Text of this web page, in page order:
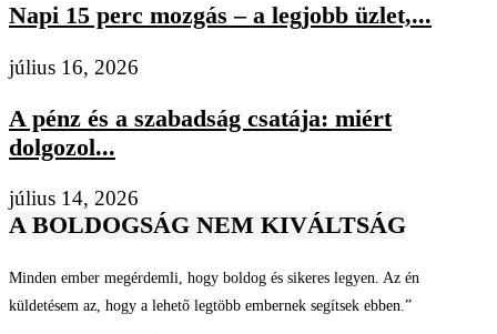
Napi 15 perc mozgás – a legjobb üzlet,...
július 16, 2026
A pénz és a szabadság csatája: miért
dolgozol...
július 14, 2026
A BOLDOGSÁG NEM KIVÁLTSÁG
Minden ember megérdemli, hogy boldog és sikeres legyen. Az én
küldetésem az, hogy a lehető legtöbb embernek segítsek ebben.”